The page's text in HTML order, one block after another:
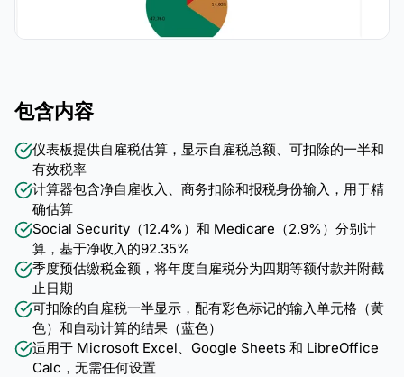
包含内容
仪表板提供自雇税估算，显示自雇税总额、可扣除的一半和
有效税率
计算器包含净自雇收入、商务扣除和报税身份输入，用于精
确估算
Social Security（12.4%）和 Medicare（2.9%）分别计
算，基于净收入的92.35%
季度预估缴税金额，将年度自雇税分为四期等额付款并附截
止日期
可扣除的自雇税一半显示，配有彩色标记的输入单元格（黄
色）和自动计算的结果（蓝色）
适用于 Microsoft Excel、Google Sheets 和 LibreOffice
Calc，无需任何设置